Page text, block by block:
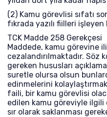
(2) Kamu görevlisi sıfatı
fıkrada yazılı fiilleri
TCK Madde 258 Gerekçesi
Maddede, kamu görevine
cezalandırılmaktadır. Söz
gereken hususları
suretle olursa olsun
edinmelerini
faili, bir kamu görevlisi
edilen kamu göreviyle
sır olarak saklanması